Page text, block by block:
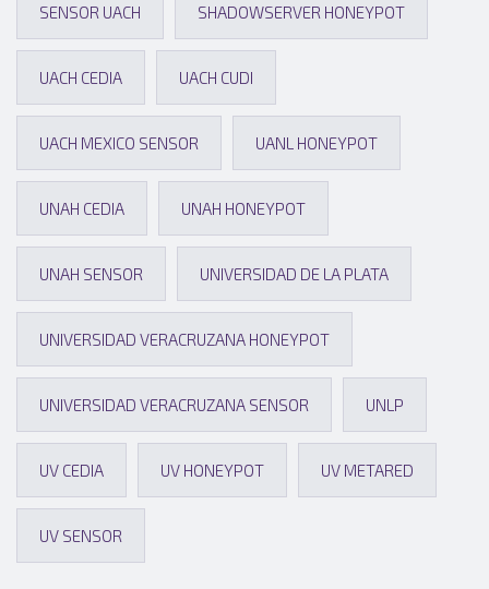
SENSOR UACH SHADOWSERVER HONEYPOT
UACH CEDIA UACH CUDI
UACH MEXICO SENSOR UANL HONEYPOT
UNAH CEDIA UNAH HONEYPOT
UNAH SENSOR UNIVERSIDAD DE LA PLATA
UNIVERSIDAD VERACRUZANA HONEYPOT
UNIVERSIDAD VERACRUZANA SENSOR UNLP
UV CEDIA UV HONEYPOT UV METARED
UV SENSOR